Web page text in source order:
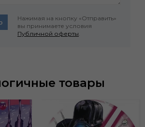
Нажимая на кнопку «Отправить»
вы принимаете условия
Публичной оферты
товары